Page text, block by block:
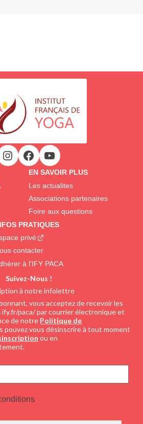
EN SAVOIR PLUS
Les actualites
Associations partenaires
Foire aux questions
PRATIQUES
privé
contacter
à l’IFY PACA
Suivez-Nous !
à notre infolettre
vous acceptez de recevoir les
paca/ par courrier électronique et
de notre Politique de
pouvez vous désinscrire à tout moment
ou en